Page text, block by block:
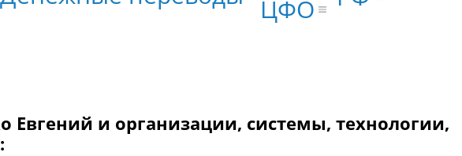
ЦФО
Евгений и организации, системы, технологии,